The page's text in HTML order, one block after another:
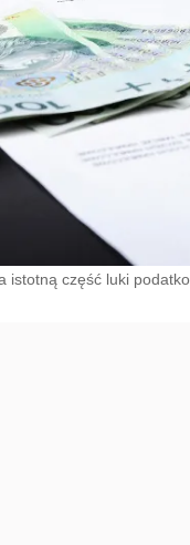
istotną część luki